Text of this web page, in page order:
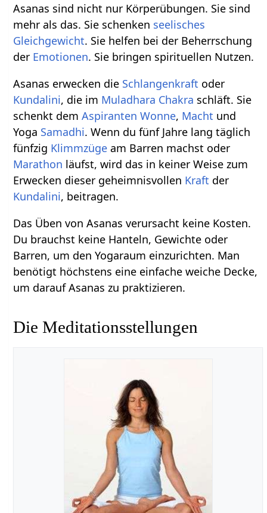
Asanas sind nicht nur Körperübungen. Sie sind
mehr als das. Sie schenken seelisches
Gleichgewicht. Sie helfen bei der Beherrschung
der Emotionen. Sie bringen spirituellen Nutzen.
Asanas erwecken die Schlangenkraft oder
Kundalini, die im Muladhara Chakra schläft. Sie
schenkt demAspiranten Wonne, Macht und
Yoga Samadhi. Wenn du fünf Jahre lang täglich
fünfzig Klimmzüge am Barren machst oder
Marathon läufst, wird das in keiner Weise zum
Erwecken dieser geheimnisvollen Kraft der
Kundalini, beitragen.
Das Üben von Asanas verursacht keine Kosten.
Du brauchst keine Hanteln, Gewichte oder
Barren, um den Yogaraum einzurichten. Man
benötigt höchstens eine einfache weiche Decke,
um darauf Asanas zu praktizieren.
Die Meditationsstellungen